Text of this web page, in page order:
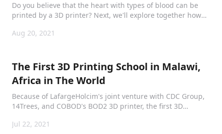
Do you believe that the heart with types of blood can be
printed by a 3D printer? Next, we'll explore together how
Aug 20, 2021
The First 3D Printing School in Malawi,
Africa in The World
Because of LafargeHolcim's joint venture with CDC Group,
14Trees, and COBOD's BOD2 3D printer, the first 3D
Jul 22, 2021